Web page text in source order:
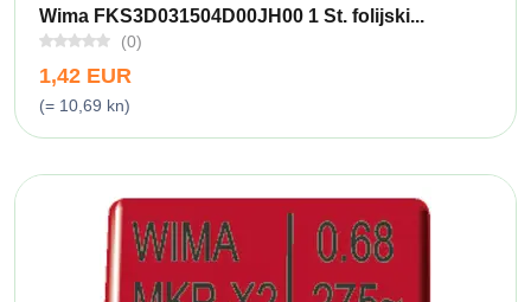
Wima FKS3D031504D00JH00 1 St. folijski...
(0)
1,42 EUR
(= 10,69 kn)